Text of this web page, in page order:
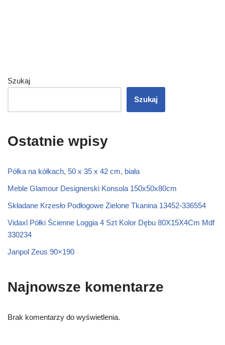
Szukaj
Szukaj
Ostatnie wpisy
Półka na kółkach, 50 x 35 x 42 cm, biała
Meble Glamour Designerski Konsola 150x50x80cm
Składane Krzesło Podłogowe Zielone Tkanina 13452-336554
Vidaxl Półki Ścienne Loggia 4 Szt Kolor Dębu 80X15X4Cm Mdf
330234
Janpol Zeus 90×190
Najnowsze komentarze
Brak komentarzy do wyświetlenia.